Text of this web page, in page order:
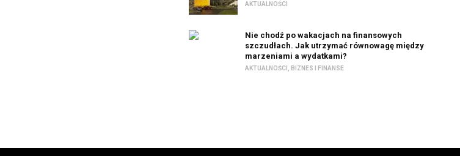
AKTUALNOŚCI
Nie chodź po wakacjach na finansowych
szczudłach. Jak utrzymać równowagę między
marzeniami a wydatkami?
AKTUALNOŚCI BIZNES I FINANSE